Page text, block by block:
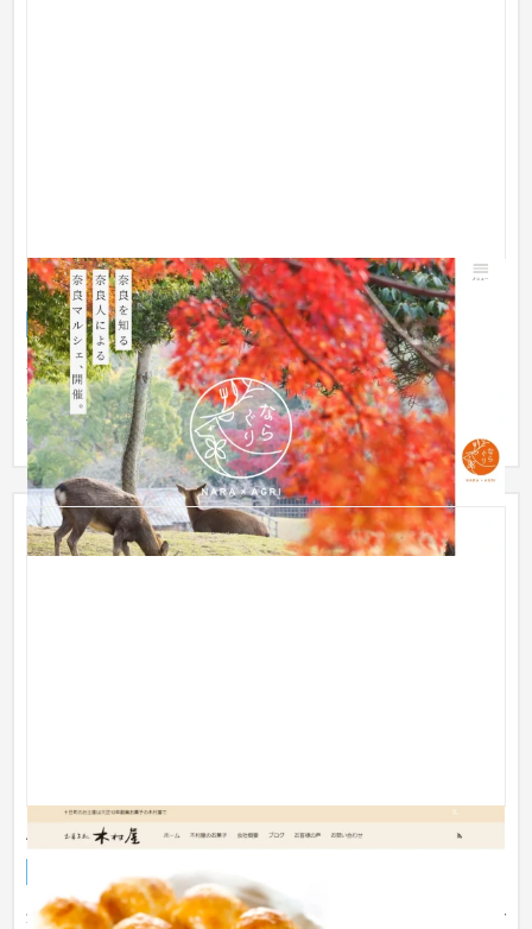
ならぐりマルシェ
企業サイト イベント・キャンペーン 51〜100万円
奈良で行われる野外イベント。 地元のグルメや植物などを楽し
むため、出展テンポが魅力的になるようデザインしました。古
都なら...
木村屋さまウェブサイト オンラインショップ
創業は大正12年、100年を目指していらっしゃる老舗中の老舗で